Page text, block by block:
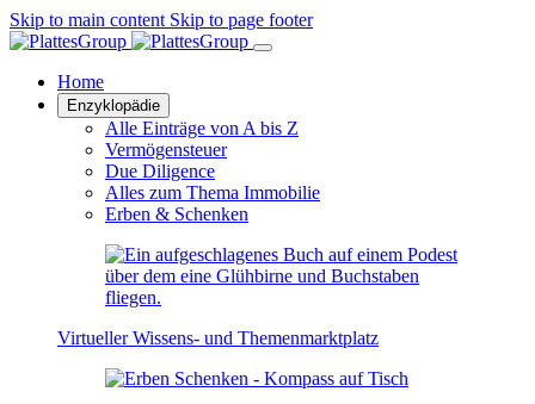
Skip to main content Skip to page footer
Home
Enzyklopädie
Alle Einträge von A bis Z
Vermögensteuer
Due Diligence
Alles zum Thema Immobilie
Erben & Schenken
Virtueller Wissens- und Themenmarktplatz